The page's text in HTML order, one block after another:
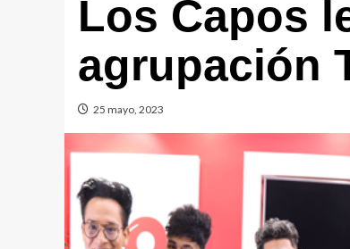
Los Capos
agrupación
25 mayo, 2023